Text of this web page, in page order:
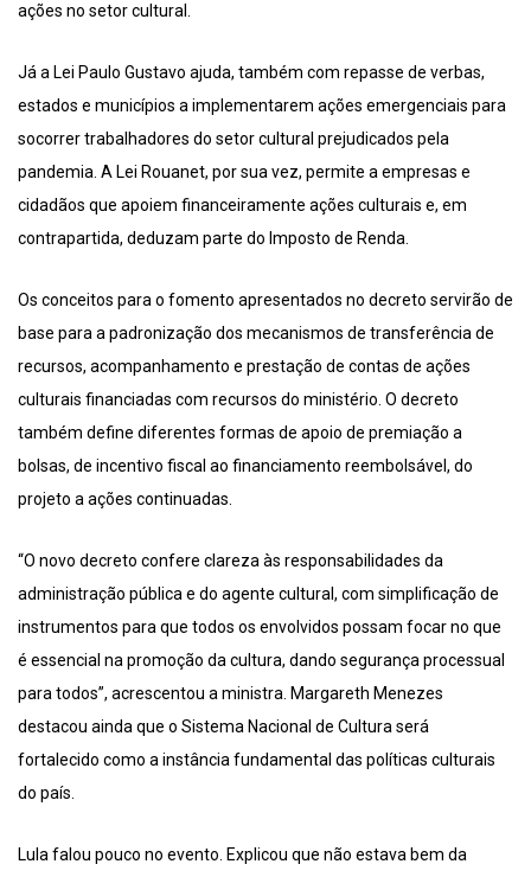
ações no setor cultural.
Já a Lei Paulo Gustavo ajuda, também com repasse de verbas,
estados e municípios a implementarem ações emergenciais para
socorrer trabalhadores do setor cultural prejudicados pela
pandemia. A Lei Rouanet, por sua vez, permite a empresas e
cidadãos que apoiem financeiramente ações culturais e, em
contrapartida, deduzam parte do Imposto de Renda.
Os conceitos para o fomento apresentados no decreto servirão de
base para a padronização dos mecanismos de transferência de
recursos, acompanhamento e prestação de contas de ações
culturais financiadas com recursos do ministério. O decreto
também define diferentes formas de apoio de premiação a
bolsas, de incentivo fiscal ao financiamento reembolsável, do
projeto a ações continuadas.
“O novo decreto confere clareza às responsabilidades da
administração pública e do agente cultural, com simplificação de
instrumentos para que todos os envolvidos possam focar no que
é essencial na promoção da cultura, dando segurança processual
para todos”, acrescentou a ministra. Margareth Menezes
destacou ainda que o Sistema Nacional de Cultura será
fortalecido como a instância fundamental das políticas culturais
do país.
Lula falou pouco no evento. Explicou que não estava bem da